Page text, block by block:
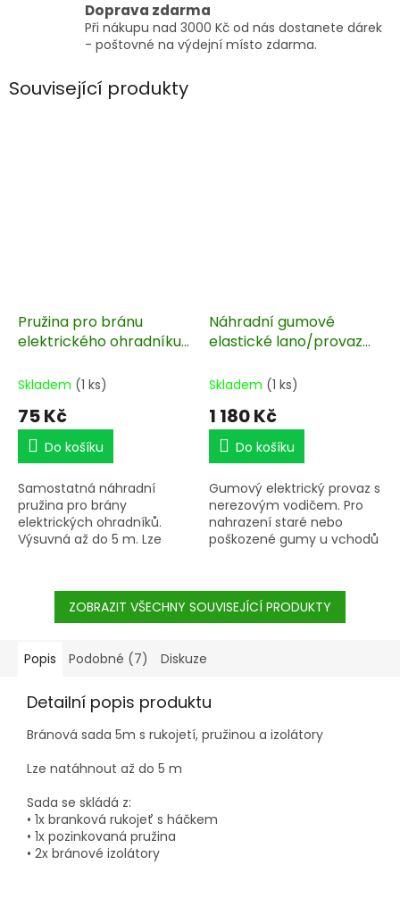
Doprava zdarma
Při nákupu nad 3000 Kč od nás dostanete dárek
- poštovné na výdejní místo zdarma.
Související produkty
Pružina pro bránu
elektrického ohradníku,
pozinkovaná
Skladem (1 ks)
75 Kč
Do košíku
Samostatná náhradní
pružina pro brány
elektrických ohradníků.
Výsuvná až do 5 m. Lze
bránová pružina Ø 45 mm.
Náhradní gumové
elastické lano/provaz
průměr 7mm, flexibilní,
Skladem (1 ks)
1 180 Kč
Do košíku
Gumový elektrický provaz s
nerezovým vodičem. Pro
nahrazení staré nebo
poškozené gumy u vchodů
snadná manipulace. Bílá
barva s červeným
výpletem zajišťuje velmi
ZOBRAZIT VŠECHNY SOUVISEJÍCÍ PRODUKTY
Popis Podobné (7) Diskuze
Detailní popis produktu
Bránová sada 5m s rukojetí, pružinou a izolátory
Lze natáhnout až do 5 m
Sada se skládá z:
• 1x branková rukojeť s háčkem
• 1x pozinkovaná pružina
• 2x bránové izolátory